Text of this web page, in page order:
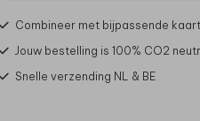
Combineer met bijpassende
Jouw bestelling is 100% CO2
Snelle verzending NL & BE